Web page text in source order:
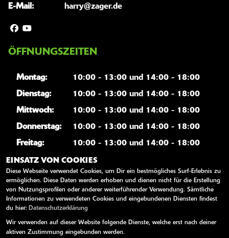
E-Mail:
harry@zager.de
ÖFFNUNGSZEITEN
Montag:
10:00 - 13:00 und 14:00 - 18:00
Dienstag:
10:00 - 13:00 und 14:00 - 18:00
Mittwoch:
10:00 - 13:00 und 14:00 - 18:00
Donnerstag:
10:00 - 13:00 und 14:00 - 18:00
Freitag:
10:00 - 13:00 und 14:00 - 18:00
Samstag:
10:00 - 14:00
Sonntag:
geschlossen
WEITERE LINKS
Youtube
EINSATZ VON COOKIES
Diese Webseite verwendet Cookies, um Dir ein bestmögliches Surf-Erlebnis zu
ermöglichen. Diese Daten werden erhoben und dienen nicht für die Erstellung
von Nutzungsprofilen oder anderer weiterführender Verwendung. Sämtliche
Informationen zu verwendeten Cookies und eingebundenen Diensten findest
du hier: Datenschutzerklärung
Wir verwenden auf dieser Website folgende Dienste, welche erst nach deiner
aktiven Zustimmung eingebunden werden.